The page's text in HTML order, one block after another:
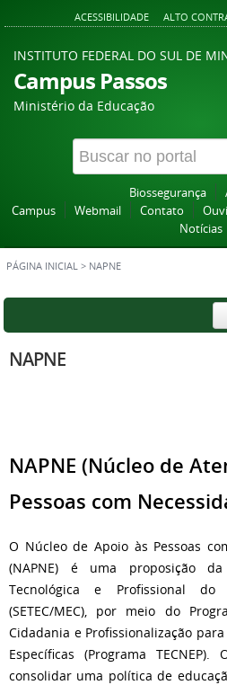
ACESSIBILIDADE ALTO
INSTITUTO FEDERAL DO SUL DE
Campus Passos
Ministério da Educação
Biossegurança
Campus
Webmail Contato
Notícias
PÁGINA INICIAL > NAPNE
NAPNE
NAPNE (Núcleo de
Pessoas com
O Núcleo de Apoio às Pessoas
(NAPNE) é uma proposição
Tecnológica e Profissional
(SETEC/MEC), por meio do
Cidadania e Profissionalização
Específicas (Programa
consolidar uma política de